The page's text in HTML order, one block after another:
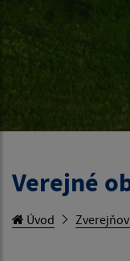
Verejné
Úvod